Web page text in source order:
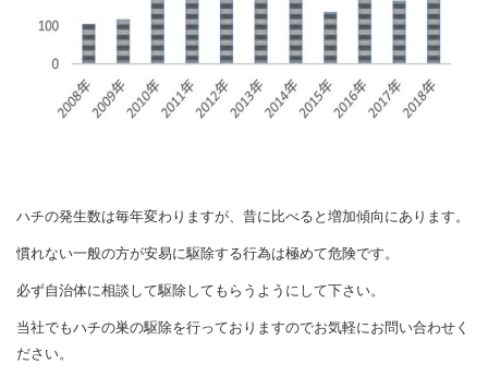
ハチの発生数は毎年変わりますが、昔に比べると増加傾向にあります。
慣れない一般の方が安易に駆除する行為は極めて危険です。
必ず自治体に相談して駆除してもらうようにして下さい。
当社でもハチの巣の駆除を行っておりますのでお気軽にお問い合わせく
ださい。